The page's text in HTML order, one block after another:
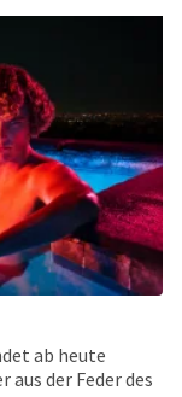
ab heute
der Feder des